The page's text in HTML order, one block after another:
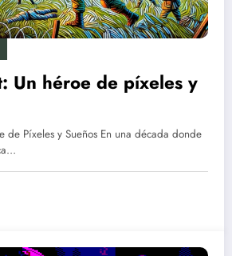
Un héroe de píxeles y
de Píxeles y Sueños En una década donde